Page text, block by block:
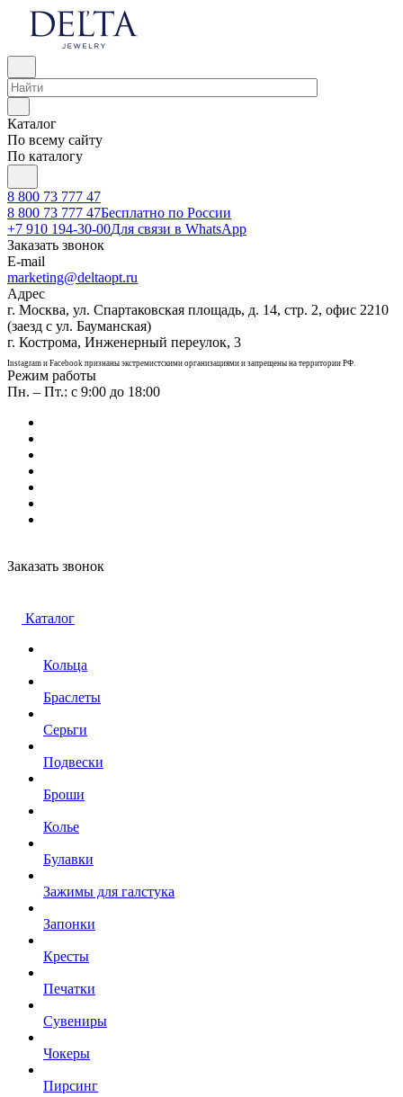
Каталог
По всему сайту
По каталогу
8 800 73 777 47
8 800 73 777 47Бесплатно по России
+7 910 194-30-00Для связи в WhatsApp
Заказать звонок
E-mail
marketing@deltaopt.ru
Адрес
г. Москва, ул. Спартаковская площадь, д. 14, стр. 2, офис 2210
(заезд с ул. Бауманская)
г. Кострома, Инженерный переулок, 3
Instagram и Facebook признаны экстремистскими организациями и запрещены на территории РФ.
Режим работы
Пн. – Пт.: с 9:00 до 18:00
Заказать звонок
Каталог
Кольца
Браслеты
Серьги
Подвески
Броши
Колье
Булавки
Зажимы для галстука
Запонки
Кресты
Печатки
Сувениры
Чокеры
Пирсинг